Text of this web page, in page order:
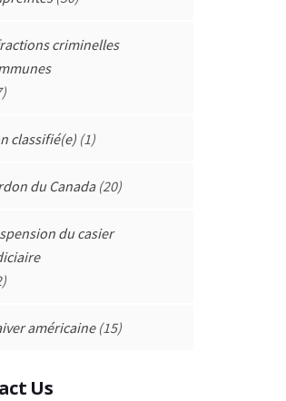
criminelles
classifié(e)(1)
du Canada(20)
du casier
américaine(15)
Us